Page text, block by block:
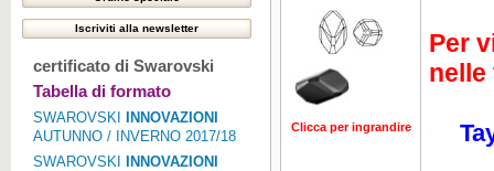
certificato di Swarovski
Tabella di formato
SWAROVSKI
INNOVAZIONI
AUTUNNO / INVERNO 2017/18
SWAROVSKI
INNOVAZIONI
Clicca per ingrandire Clicca per
Per
nelle